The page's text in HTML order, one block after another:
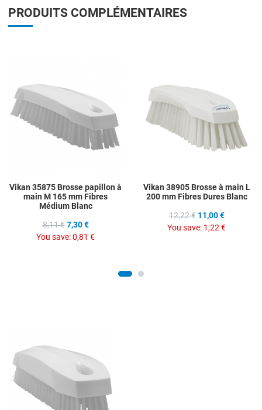
PRODUITS COMPLÉMENTAIRES
Add to Compare
Quick View
Vikan 35875 Brosse papillon à
main M 165 mm Fibres
Médium Blanc
8,11 € 7,30 €
You save:0,81 €
Vikan 38905 Brosse à main L
200 mm Fibres Dures Blanc
12,22 € 11,00 €
You save: 1,22 €